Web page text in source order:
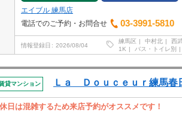
エイブル 練馬店
電話でのご予約・お問合せ
03-3991-5810
情報登録日 2026/08/04
練馬区 中村北 西
1K
バス・トイレ別
貸マンション Ｌａ Ｄｏｕｃｅｕｒ練馬春
休日は混雑するため来店予約がオススメです！